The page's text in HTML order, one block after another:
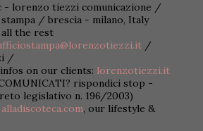
lorenzo tiezzi comunicazione /
/ brescia - milano, Italy
the rest
/
/
on our clients: lorenzotiezzi.it
COMUNICATI? rispondici stop -
legislativo n. 196/2003)
alladiscoteca.com, our lifestyle &